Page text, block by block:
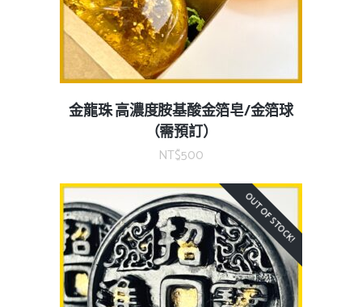
金龍珠 高濃度胺基酸金箔皂/金箔球
（需預訂）
NT$500
OUT OF STOCK!